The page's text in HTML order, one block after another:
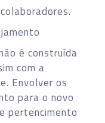
é construída
com a
Envolver os
para o novo
pertencimento